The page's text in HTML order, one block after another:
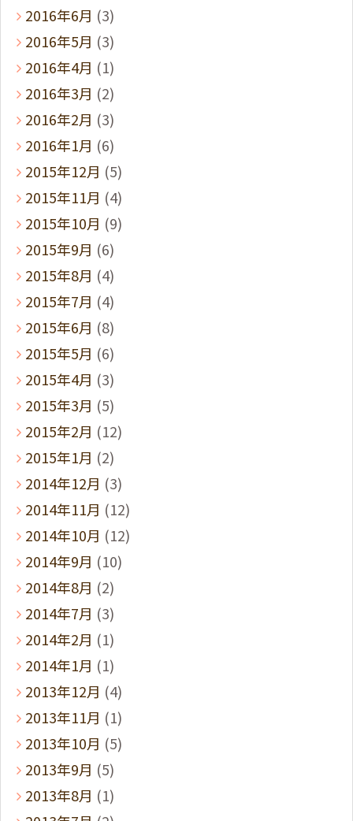
2016年6月 (3)
2016年5月 (3)
2016年4月 (1)
2016年3月 (2)
2016年2月 (3)
2016年1月 (6)
2015年12月 (5)
2015年11月 (4)
2015年10月 (9)
2015年9月 (6)
2015年8月 (4)
2015年7月 (4)
2015年6月 (8)
2015年5月 (6)
2015年4月 (3)
2015年3月 (5)
2015年2月 (12)
2015年1月 (2)
2014年12月 (3)
2014年11月 (12)
2014年10月 (12)
2014年9月 (10)
2014年8月 (2)
2014年7月 (3)
2014年2月 (1)
2014年1月 (1)
2013年12月 (4)
2013年11月 (1)
2013年10月 (5)
2013年9月 (5)
2013年8月 (1)